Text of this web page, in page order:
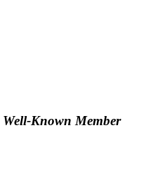
Well-Known Member